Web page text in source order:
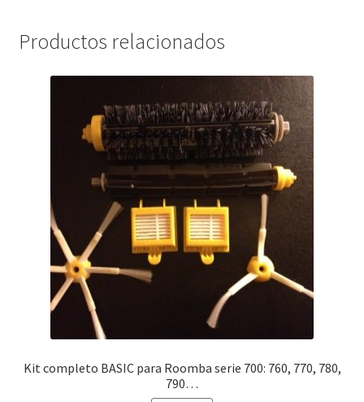
Productos relacionados
Kit completo BASIC para Roomba serie 700: 760, 770, 780,
790…